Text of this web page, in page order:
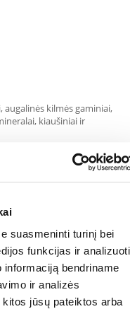
suasmeninti turinį bei
funkcijas ir analizuoti
bendriname
ir analizės
jūsų pateiktos arba
kilmės gaminiai,
kiaušiniai ir